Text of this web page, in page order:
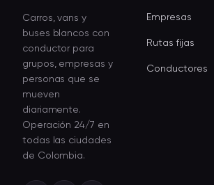
Carros, vans y
buses blancos con
conductor para
grupos, empresas y
personas que se
mueven
diariamente.
Operación 24/7 en
todas las ciudades
de Colombia.
Empresas
Rutas fijas
Conductores